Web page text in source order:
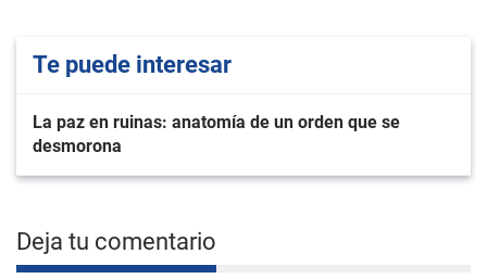
Te puede interesar
La paz en ruinas: anatomía de un orden que se
desmorona
Deja tu comentario